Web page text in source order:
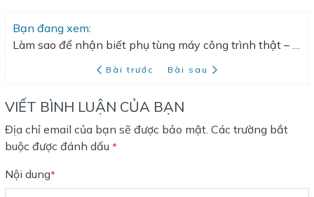
Bạn đang xem:
Bài trước Bài sau
VIẾT BÌNH LUẬN CỦA BẠN
Địa chỉ email của bạn sẽ được bảo mật. Các trường bắt
buộc được đánh dấu *
Nội dung*